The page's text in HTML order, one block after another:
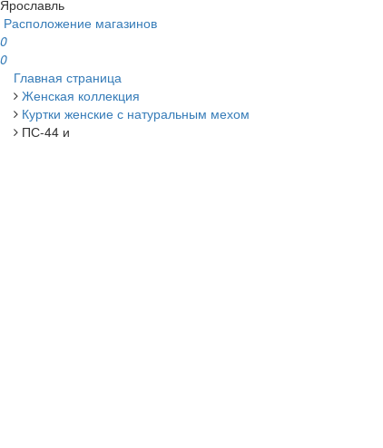
Ярославль
Расположение магазинов
0
0
Главная страница
Женская коллекция
Куртки женские с натуральным мехом
ПС-44 и